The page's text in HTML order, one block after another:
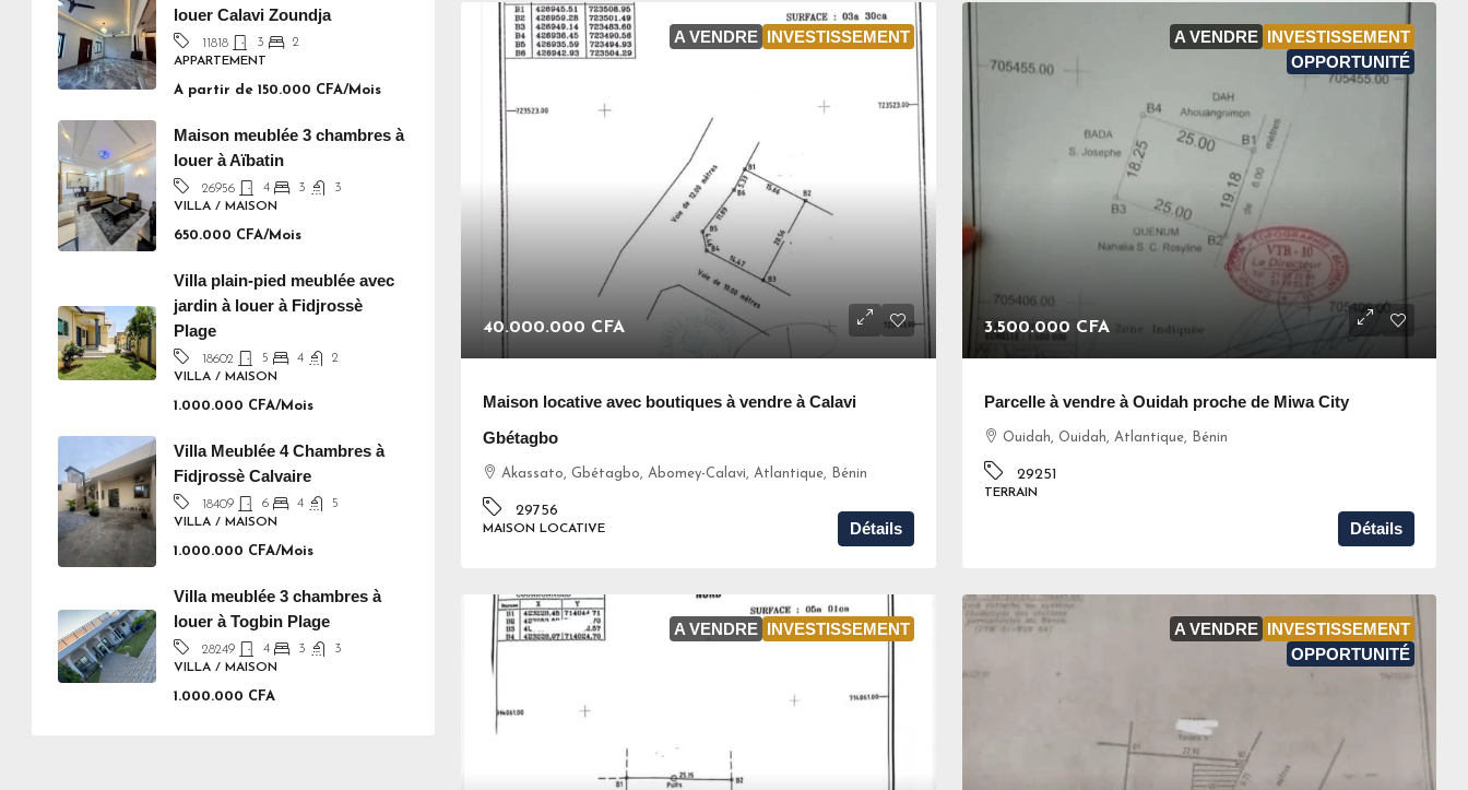
A VENDRE INVESTISSEMENT
40.000.000 CFA
Maison locative avec boutiques à vendre à Calavi
Gbétagbo
Akassato, Gbétagbo, Abomey-Calavi, Atlantique, Bénin
29756
MAISON LOCATIVE Détails
A VENDRE INVESTISSEMENT
OPPORTUNITÉ
3.500.000 CFA
Parcelle à vendre à Ouidah proche de Miwa City
Ouidah, Ouidah, Atlantique, Bénin
29251
TERRAIN
Détails
A VENDRE INVESTISSEMENT A VENDRE INVESTISSEMENT
OPPORTUNITÉ
louer Calavi Zoundja
11818 3
2
APPARTEMENT
A partir de 150.000 CFA/Mois
Maison meublée 3 chambres à
louer à Aïbatin
26956 4 3
3
VILLA / MAISON
650.000 CFA/Mois
Villa plain-pied meublée avec
jardin à louer à Fidjrossè
Plage
18602 5 4
2
VILLA / MAISON
1.000.000 CFA/Mois
Villa Meublée 4 Chambres à
Fidjrossè Calvaire
18409 6 4
5
VILLA / MAISON
1.000.000 CFA/Mois
Villa meublée 3 chambres à
louer à Togbin Plage
28249 4 3
3
VILLA / MAISON
1.000.000 CFA